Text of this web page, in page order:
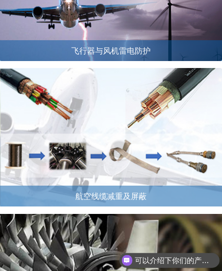
飞行器与风机雷电防护
航空线缆减重及屏蔽
可以介绍下你们的产品么？